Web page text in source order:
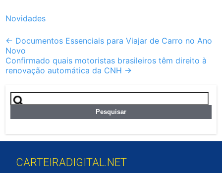
Novidades
Post
navigation
← Documentos Essenciais para Viajar de Carro no Ano
Novo
Confirmado quais motoristas brasileiros têm direito à
renovação automática da CNH →
Pesquisar
por:
CARTEIRADIGITAL.NET